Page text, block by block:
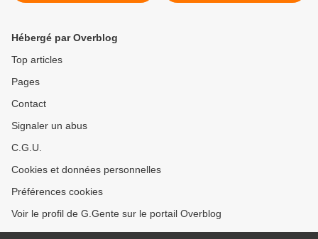
Hébergé par Overblog
Top articles
Pages
Contact
Signaler un abus
C.G.U.
Cookies et données personnelles
Préférences cookies
Voir le profil de G.Gente sur le portail Overblog